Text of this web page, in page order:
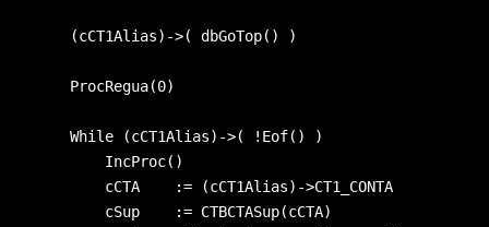
    (cCT1Alias)->( dbGoTop() )
    ProcRegua(0)
    While (cCT1Alias)->( !Eof() )
        IncProc()
        cCTA    := (cCT1Alias)->CT1_CONTA
        cSup    := CTBCTASup(cCTA)